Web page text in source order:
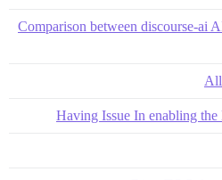
Comparison between discourse-ai
Having Issue In enabling